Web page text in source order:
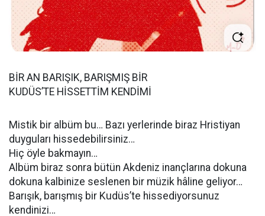
BİR AN BARIŞIK, BARIŞMIŞ BİR
KUDÜS’TE HİSSETTİM KENDİMİ
Mistik bir albüm bu… Bazı yerlerinde biraz Hristiyan
duyguları hissedebilirsiniz…
Hiç öyle bakmayın…
Albüm biraz sonra bütün Akdeniz inançlarına dokuna
dokuna kalbinize seslenen bir müzik hâline geliyor…
Barışık, barışmış bir Kudüs’te hissediyorsunuz
kendinizi…